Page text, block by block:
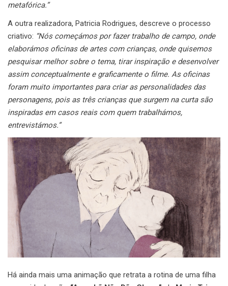
metafórica.”
A outra realizadora, Patricia Rodrigues, descreve o processo
criativo: “Nós começámos por fazer trabalho de campo, onde
elaborámos oficinas de artes com crianças, onde quisemos
pesquisar melhor sobre o tema, tirar inspiração e desenvolver
assim conceptualmente e graficamente o filme. As oficinas
foram muito importantes para criar as personalidades das
personagens, pois as três crianças que surgem na curta são
inspiradas em casos reais com quem trabalhámos,
entrevistámos.”
Há ainda mais uma animação que retrata a rotina de uma filha